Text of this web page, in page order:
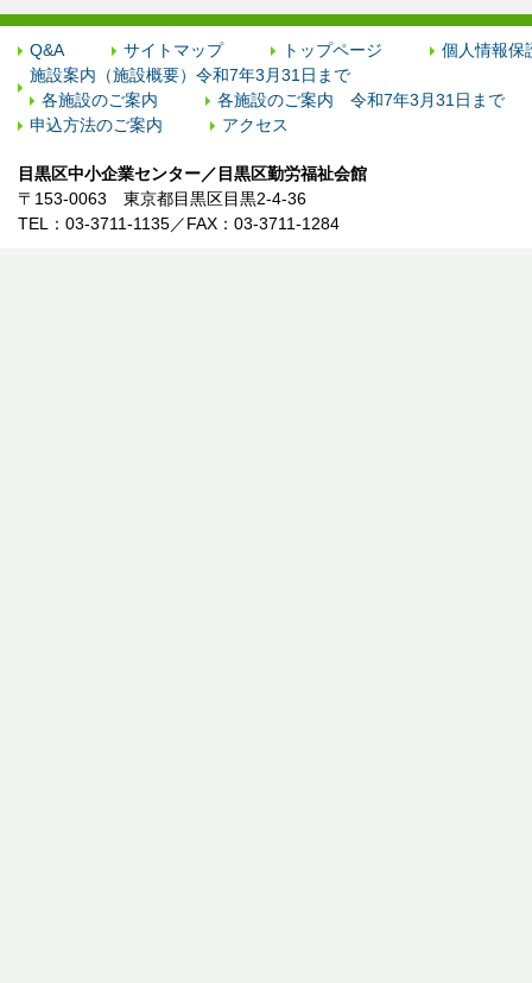
Q&A サイトマップ トップページ
個人情報保
施設案内（施設概要）令和7年3月31日まで
各施設のご案内
各施設のご案内 令和7年3月31日まで
申込方法のご案内
アクセス
目黒区中小企業センター／目黒区勤労福祉会館
〒153-0063 東京都目黒区目黒2-4-36
TEL：03-3711-1135／FAX：03-3711-1284